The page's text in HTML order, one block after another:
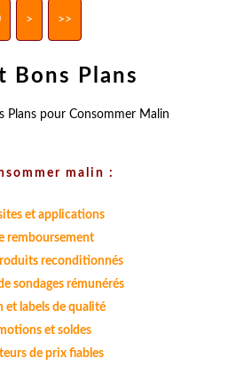
20
30
40
50
> >>
Bons Plans
malin :
et applications
remboursement
reconditionnés
sondages rémunérés
et labels de qualité
et soldes
de prix fiables